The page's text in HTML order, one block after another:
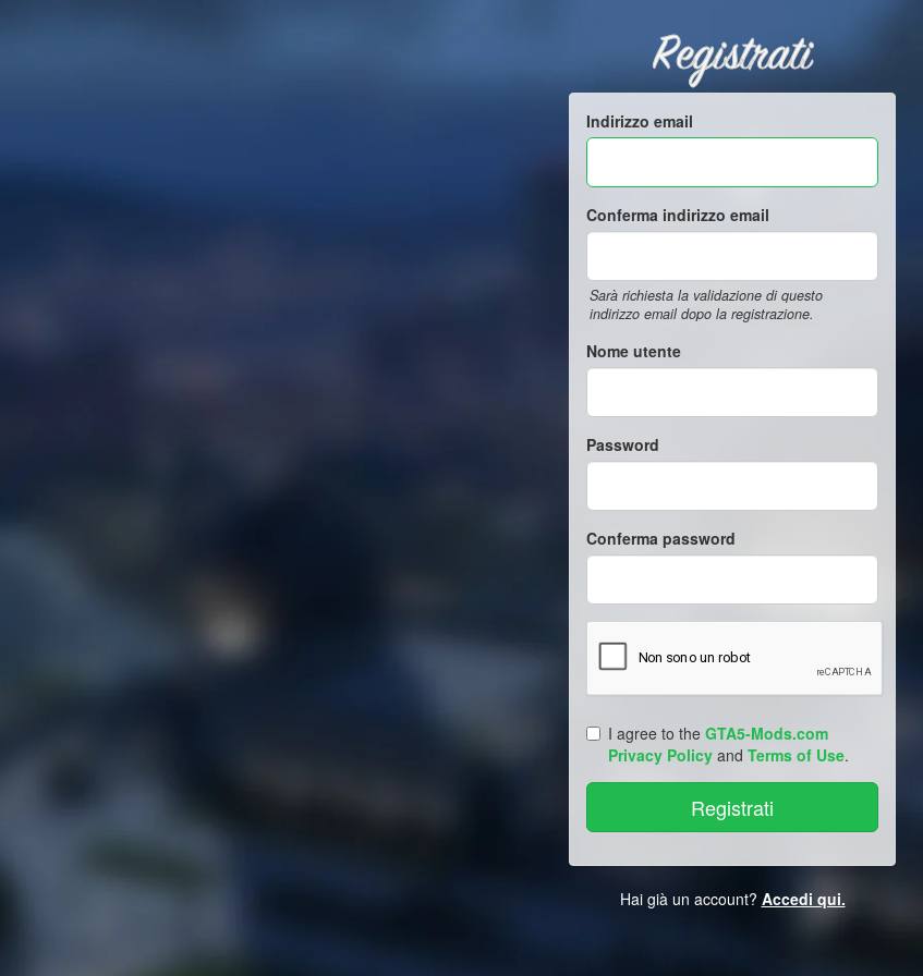
Registrati
Indirizzo email
Conferma indirizzo email
Sarà richiesta la validazione di questo
indirizzo email dopo la registrazione.
Nome utente
Password
Conferma password
I agree to the GTA5-Mods.com
Privacy Policy and Terms of Use.
Hai già un account? Accedi qui.